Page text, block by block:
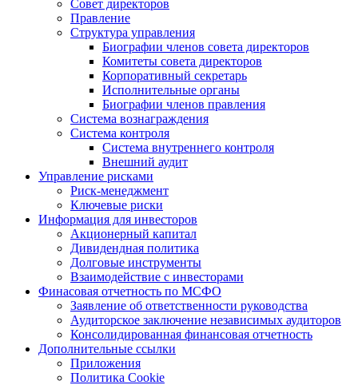
Совет директоров
Правление
Структура управления
Биографии членов совета директоров
Комитеты совета директоров
Корпоративный секретарь
Исполнительные органы
Биографии членов правления
Система вознаграждения
Система контроля
Система внутреннего контроля
Внешний аудит
Управление рисками
Риск-менеджмент
Ключевые риски
Информация для инвесторов
Акционерный капитал
Дивидендная политика
Долговые инструменты
Взаимодействие с инвеcторами
Финасовая отчетность по МСФО
Заявление об ответственности руководства
Аудиторское заключение независимых аудиторов
Консолидированная финансовая отчетность
Дополнительные ссылки
Приложения
Политика Cookie